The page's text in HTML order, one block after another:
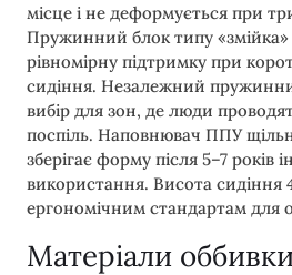
місце і не деформується при
Пружинний блок типу «змійка»
рівномірну підтримку при
сидіння. Незалежний
вибір для зон, де люди
поспіль. Наповнювач ППУ
зберігає форму після 5–7 років
використання. Висота сидіння
ергономічним стандартам для
Матеріали